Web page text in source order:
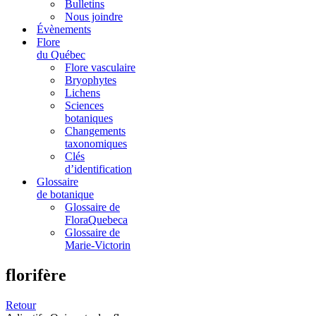
Bulletins
Nous joindre
Évènements
Flore
du Québec
Flore vasculaire
Bryophytes
Lichens
Sciences
botaniques
Changements
taxonomiques
Clés
d’identification
Glossaire
de botanique
Glossaire de
FloraQuebeca
Glossaire de
Marie-Victorin
florifère
Retour